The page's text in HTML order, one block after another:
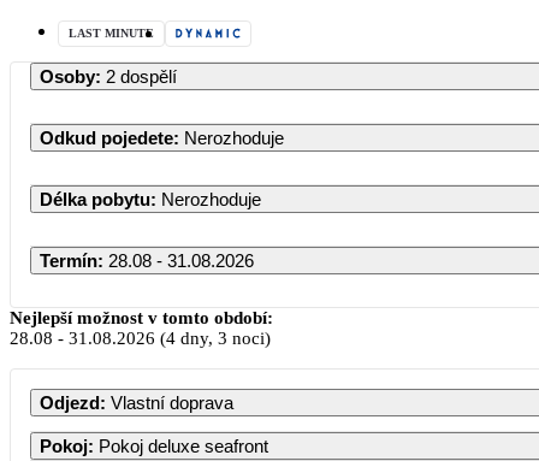
LAST MINUTE
Osoby: 2 dospělí
Odkud pojedete: Nerozhoduje
Délka pobytu: Nerozhoduje
Termín: 28.08 - 31.08.2026
Nejlepší možnost v tomto období:
28.08 - 31.08.2026 (4 dny, 3 noci)
Odjezd: Vlastní doprava
Pokoj:
Pokoj deluxe seafront